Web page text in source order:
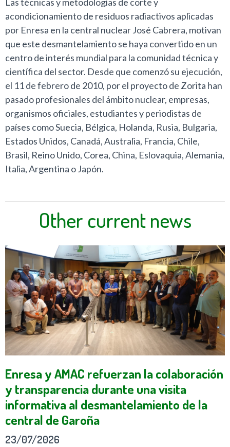
acondicionamiento de residuos radiactivos aplicadas
por Enresa en la central nuclear José Cabrera, motivan
que este desmantelamiento se haya convertido en un
centro de interés mundial para la comunidad técnica y
científica del sector. Desde que comenzó su ejecución,
el 11 de febrero de 2010, por el proyecto de Zorita han
pasado profesionales del ámbito nuclear, empresas,
organismos oficiales, estudiantes y periodistas de
países como Suecia, Bélgica, Holanda, Rusia, Bulgaria,
Estados Unidos, Canadá, Australia, Francia, Chile,
Brasil, Reino Unido, Corea, China, Eslovaquia, Alemania,
Italia, Argentina o Japón.
Other current news
Enresa y AMAC refuerzan la colaboración
y transparencia durante una visita
informativa al desmantelamiento de la
central de Garoña
23/07/2026